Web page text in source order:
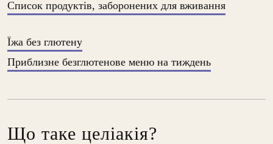
Cписок продуктів, заборонених для вживання
Їжа без глютену
Приблизне безглютенове меню на тиждень
Що таке целіакія?